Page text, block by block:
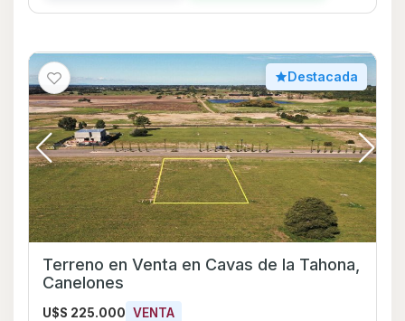
Destacada
Terreno en Venta en Cavas de la Tahona,
Canelones
U$S 225.000 VENTA